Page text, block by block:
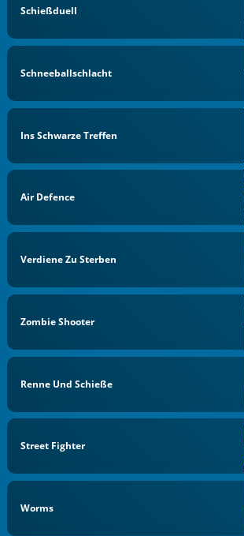
Schießduell
Schneeballschlacht
Ins Schwarze Treffen
Air Defence
Verdiene Zu Sterben
Zombie Shooter
Renne Und Schieße
Street Fighter
Worms